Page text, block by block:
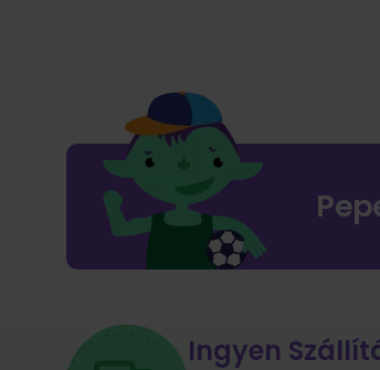
Ingyen